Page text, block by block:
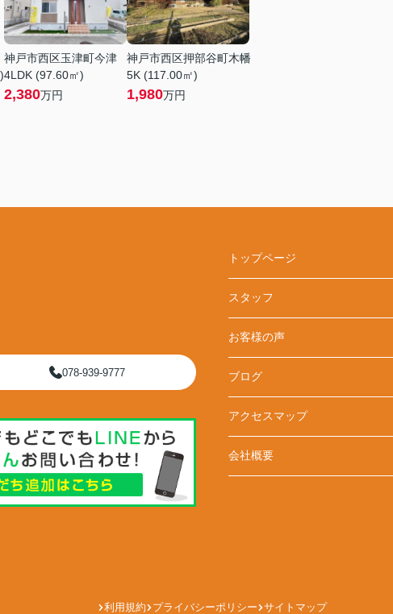
神戸市西区玉津町今津
4LDK (97.60㎡)
2,380万円
神戸市西区押部谷町木幡
5K (117.00㎡)
1,980万円
078-939-9777
トップページ
スタッフ
お客様の声
ブログ
アクセスマップ
会社概要
利用規約 プライバシーポリシー サイトマップ